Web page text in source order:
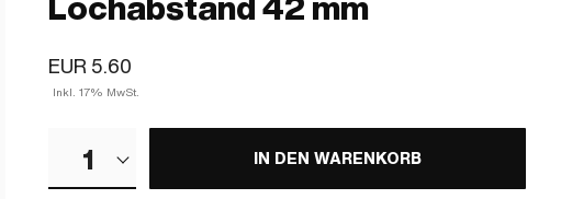
EUR 5.60
Inkl. 17% MwSt.
1 IN DEN WARENKORB